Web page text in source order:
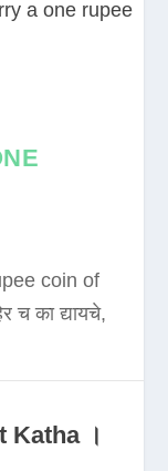
coin of
का द्यायचे,
Katha ।